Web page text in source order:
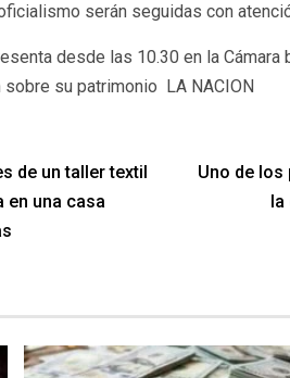
serán seguidas con
desde las 10.30 en la Cámara
su patrimonio LA NACION
de un taller textil
en una casa
Uno de
la